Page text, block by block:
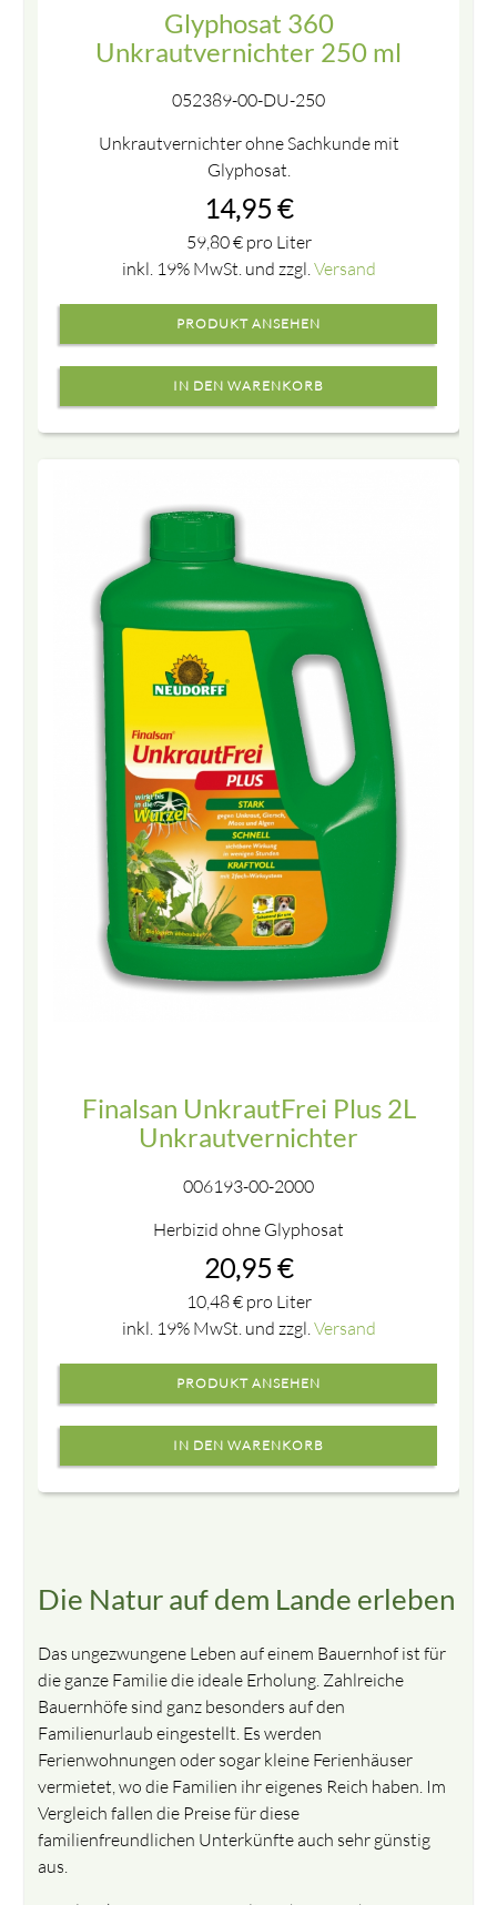
Glyphosat 360
Unkrautvernichter 250 ml
052389-00-DU-250
Unkrautvernichter ohne Sachkunde mit
Glyphosat.
14,95 €
59,80€pro Liter
inkl. 19% MwSt. und zzgl.Versand
PRODUKT ANSEHEN
Finalsan UnkrautFrei Plus 2L
Unkrautvernichter
006193-00-2000
Herbizid ohne Glyphosat
20,95 €
10,48€pro Liter
inkl. 19% MwSt. und zzgl. Versand
PRODUKT ANSEHEN
Die Natur auf dem Lande erleben
Das ungezwungene Leben auf einem Bauernhof ist für
die ganze Familie die ideale Erholung. Zahlreiche
Bauernhöfe sind ganz besonders auf den
Familienurlaub eingestellt. Es werden
Ferienwohnungen oder sogar kleine Ferienhäuser
vermietet, wo die Familien ihr eigenes Reich haben. Im
Vergleich fallen die Preise für diese
familienfreundlichen Unterkünfte auch sehr günstig
aus.